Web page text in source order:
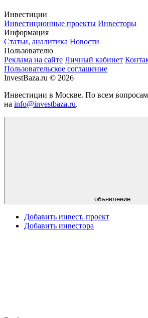
Инвестиции
Инвестиционные проекты Инвесторы
Информация
Статьи, аналитика Новости
Пользователю
Реклама на сайте Личный кабинет
Пользовательское соглашение
InvestBaza.ru © 2026
Инвестиции в Москве. По всем вопросам
на info@investbaza.ru.
объявление
Добавить инвест. проект
Добавить инвестора